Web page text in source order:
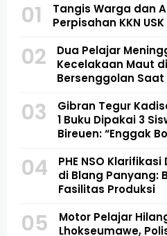
01
Tangis Warga dan
Perpisahan KKN
02
Dua Pelajar
Kecelakaan Maut
Bersenggolan
03
Gibran Tegur
1 Buku Dipakai 3
Bireuen: “Enggak
04
PHE NSO
di Blang Panyang:
Fasilitas Produksi
05
Motor Pelajar
Lhokseumawe,